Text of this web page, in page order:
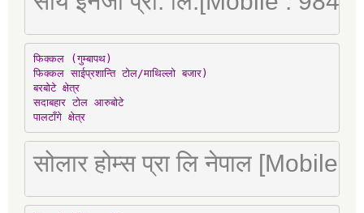
फिक्कल (गुम्बापथ)
फिक्कल साईप्रशान्ति टोल/माथिल्लो बजार)
बरबोटे क्षेत्र
सदाबहार टोल आरुबोटे
पालटाँगे क्षेत्र
सोलार होम्स प्रा लि नेपाल [Mobile